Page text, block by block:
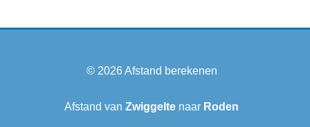
© 2026Afstand berekenen
Afstand van Zwiggelte naar Roden